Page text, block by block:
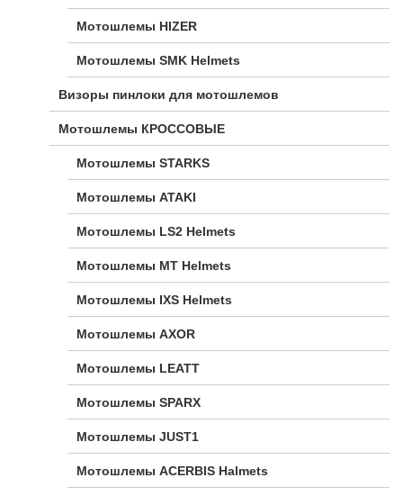
Мотошлемы HIZER
Мотошлемы SMK Helmets
Визоры пинлоки для мотошлемов
Мотошлемы КРОССОВЫЕ
Мотошлемы STARKS
Мотошлемы ATAKI
Мотошлемы LS2 Helmets
Мотошлемы MT Helmets
Мотошлемы IXS Helmets
Мотошлемы AXOR
Мотошлемы LEATT
Мотошлемы SPARX
Мотошлемы JUST1
Мотошлемы ACERBIS Halmets